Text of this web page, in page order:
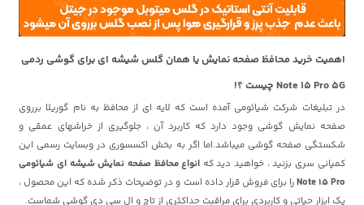
اهمیت خرید محافظ صفحه نمایش یا همان گلس شیشه ای برای گوشی ردمی
Note 15 Pro 5G چیست ؟!
در تبلیغات شرکت شیائومی آمده است که لایه ای از محافظ به نام گوریلا برروی
صفحه نمایش گوشی وجود دارد که کاربرد آن ، جلوگیری از خراشهای عمقی و
شکستگی صفحه گوشی میباشد.اما اگر به بخش اکسسوری در وبسایت رسمی این
کمپانی سری بزنید ، خواهید دید که انواع محافظ صفحه نمایش شیشه ای شیائومی
Note 15 Proرا برای فروش قرار داده است و در توضیحات ذکر شده که این محصول ،
یک ابزار حیاتی و کاربردی برای مراقبت حداکثری از تاچ و ال سی دی گوشی شماست.